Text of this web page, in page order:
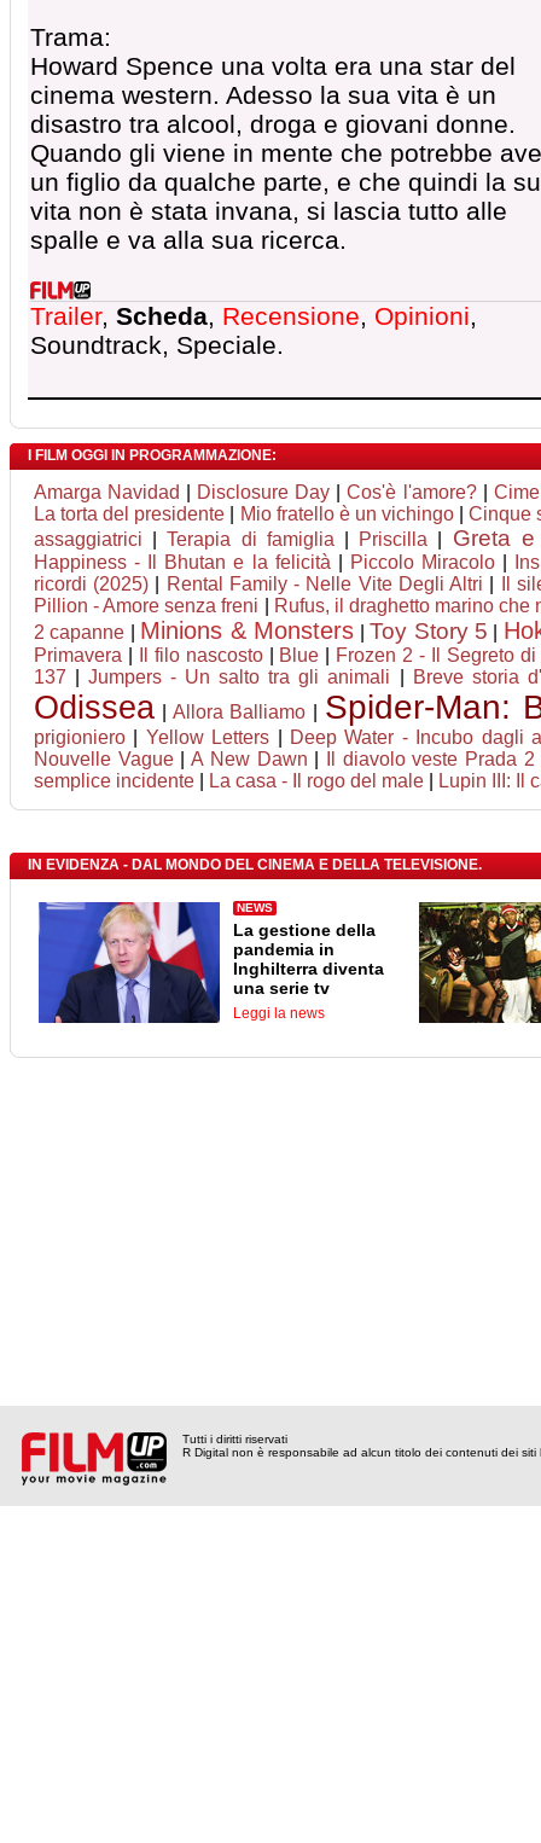
Trama:
Howard Spence una volta era una star del
cinema western. Adesso la sua vita è un
disastro tra alcool, droga e giovani donne.
Quando gli viene in mente che potrebbe
un figlio da qualche parte, e che quindi la
vita non è stata invana, si lascia tutto alle
spalle e va alla sua ricerca.
Trailer, Scheda, Recensione, Opinioni,
Soundtrack, Speciale.
I FILM OGGI IN PROGRAMMAZIONE:
Amarga Navidad Disclosure Day |Cos'è l'amore?|
La torta del presidente
Mio fratello è un vichingo |Cinque
assaggiatrici |Terapia di famiglia Priscilla Greta
Happiness - Il Bhutan e la felicità Piccolo Miracolo
ricordi (2025)
Rental Family - Nelle Vite Degli Altri
Il
Pillion - Amore senza freni
Rufus, il draghetto marino che
2 capanne
Minions & Monsters |Toy Story 5
Primavera Il filo nascosto| Blue
Frozen 2 - Il Segreto
137 |Jumpers - Un salto tra gli animali Breve storia
Odissea Allora Balliamo Spider-Man:
prigioniero Yellow Letters
Deep Water - Incubo dagli
Nouvelle Vague|A New Dawn Il diavolo veste Prada 2
semplice incidente
La casa - Il rogo del male Lupin III: Il
IN EVIDENZA - DAL MONDO DEL CINEMA E DELLA TELEVISIONE.
NEWS
La gestione della
pandemia in
Inghilterra diventa
una serie tv
Leggi la news
Tutti i diritti riservati
R Digital non è responsabile ad alcun titolo dei contenuti dei siti